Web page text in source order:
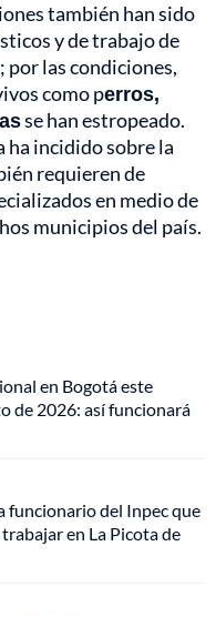
también han sido
y de trabajo de
por las condiciones,
como perros,
se han estropeado.
incidido sobre la
requieren de
en medio de
municipios del país.
en Bogotá este
de 2026: así funcionará
funcionario del Inpec que
trabajar en La Picota de